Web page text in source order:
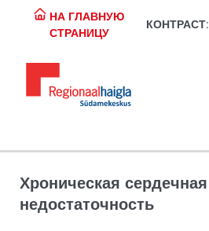
НА ГЛАВНУЮ
СТРАНИЦУ
КОНТРАСТ:
Регистратура: 617 1049
Экстренная помощь:
Digiregistratuur:
Хроническая сердечная
недостаточность